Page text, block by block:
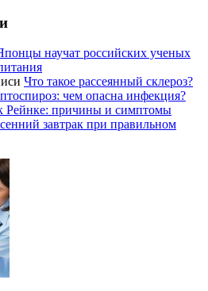
научат российских ученых
Что такое рассеянный склероз?
чем опасна инфекция?
Рейнке: причины и симптомы
завтрак при правильном